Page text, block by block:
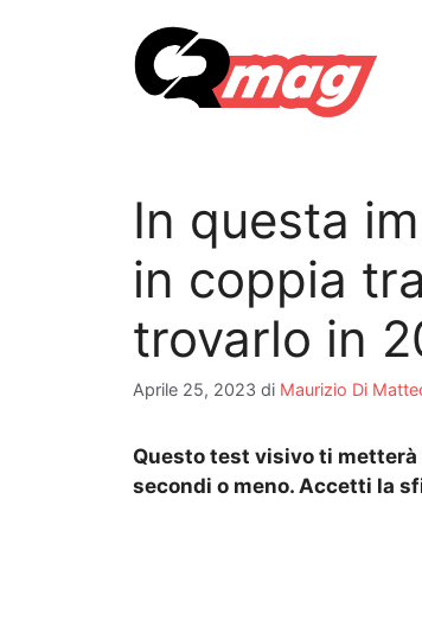
In questa
in coppia
trovarlo in
Aprile 25, 2023 di Maurizio Di
Questo test visivo ti
secondi o meno. Accetti la